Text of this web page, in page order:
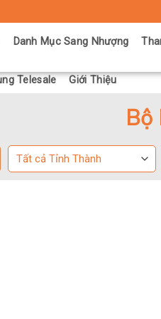
Danh Mục Sang Nhượng
Telesale Giới Thiệu
Bộ